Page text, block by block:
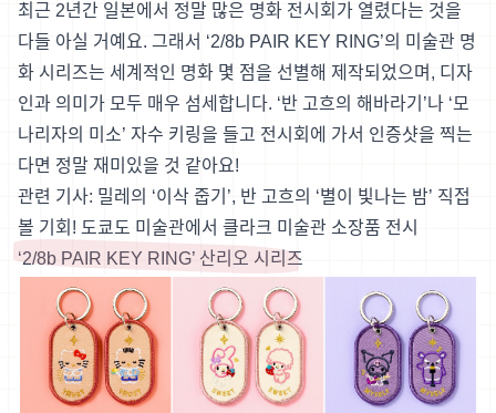
최근 2년간 일본에서 정말 많은 명화 전시회가 열렸다는 것을
다들 아실 거예요. 그래서 ‘2/8b PAIR KEY RING’의 미술관 명
화 시리즈는 세계적인 명화 몇 점을 선별해 제작되었으며, 디자
인과 의미가 모두 매우 섬세합니다. ‘반 고흐의 해바라기’나 ‘모
나리자의 미소’ 자수 키링을 들고 전시회에 가서 인증샷을 찍는
다면 정말 재미있을 것 같아요!
관련 기사: 밀레의 ‘이삭 줍기’, 반 고흐의 ‘별이 빛나는 밤’ 직접
볼 기회! 도쿄도 미술관에서 클라크 미술관 소장품 전시
‘2/8b PAIR KEY RING’ 산리오 시리즈